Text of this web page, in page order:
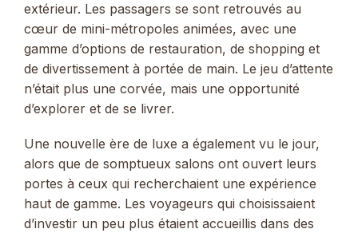
extérieur. Les passagers se sont retrouvés au
cœur de mini-métropoles animées, avec une
gamme d’options de restauration, de shopping et
de divertissement à portée de main. Le jeu d’attente
n’était plus une corvée, mais une opportunité
d’explorer et de se livrer.
Une nouvelle ère de luxe a également vu le jour,
alors que de somptueux salons ont ouvert leurs
portes à ceux qui recherchaient une expérience
haut de gamme. Les voyageurs qui choisissaient
d’investir un peu plus étaient accueillis dans des